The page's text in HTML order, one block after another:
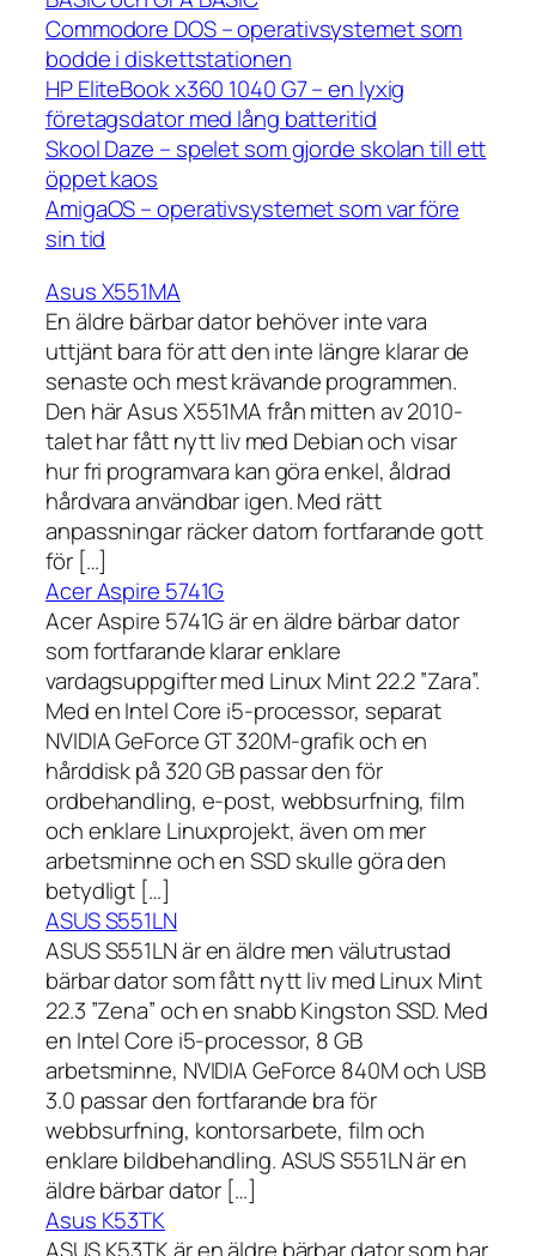
Commodore DOS – operativsystemet som
bodde i diskettstationen
HP EliteBook x360 1040 G7 – en lyxig
företagsdator med lång batteritid
Skool Daze – spelet som gjorde skolan till ett
öppet kaos
AmigaOS – operativsystemet som var före
sin tid
Asus X551MA
En äldre bärbar dator behöver inte vara
uttjänt bara för att den inte längre klarar de
senaste och mest krävande programmen.
Den här Asus X551MA från mitten av 2010-
talet har fått nytt liv med Debian och visar
hur fri programvara kan göra enkel, åldrad
hårdvara användbar igen. Med rätt
anpassningar räcker datorn fortfarande gott
för […]
Acer Aspire 5741G
Acer Aspire 5741G är en äldre bärbar dator
som fortfarande klarar enklare
vardagsuppgifter med Linux Mint 22.2 ”Zara”.
Med en Intel Core i5-processor, separat
NVIDIA GeForce GT 320M-grafik och en
hårddisk på 320 GB passar den för
ordbehandling, e-post, webbsurfning, film
och enklare Linuxprojekt, även om mer
arbetsminne och en SSD skulle göra den
betydligt […]
ASUS S551LN
ASUS S551LN är en äldre men välutrustad
bärbar dator som fått nytt liv med Linux Mint
22.3 ”Zena” och en snabb Kingston SSD. Med
en Intel Core i5-processor, 8 GB
arbetsminne, NVIDIA GeForce 840M och USB
3.0 passar den fortfarande bra för
webbsurfning, kontorsarbete, film och
enklare bildbehandling. ASUS S551LN är en
äldre bärbar dator […]
Asus K53TK
ASUS K53TK är en äldre bärbar dator som har